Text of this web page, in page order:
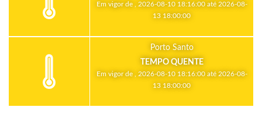
Em vigor de , 2026-08-10 18:16:00 até 2026-08-
13 18:00:00
Porto Santo
TEMPO QUENTE
Em vigor de , 2026-08-10 18:16:00 até 2026-08-
13 18:00:00